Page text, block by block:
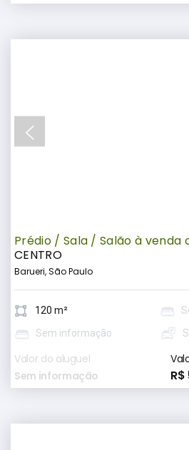
Prédio / Sala / Salão à venda
CENTRO
Barueri, São Paulo
120 m²
Sem informação
Valor do aluguel
Sem informação